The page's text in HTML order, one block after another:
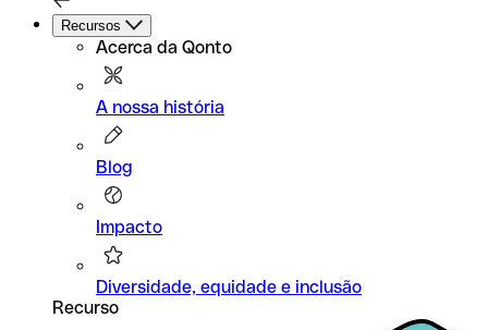
Recursos
Acerca da Qonto
A nossa história
Blog
Impacto
Diversidade, equidade e inclusão
Recurso